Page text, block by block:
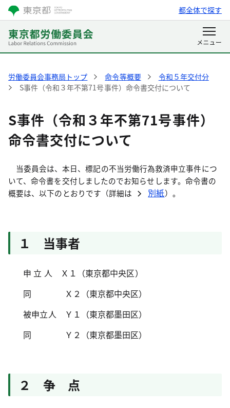
都全体で探す
労働委員会事務局トップ 命令等概要
令和５年交付分
S事件（令和３年不第71号事件）命令書交付について
S事件（令和３年不第71号事件）
命令書交付について
当委員会は、本日、標記の不当労働行為救済申立事件につ
いて、命令書を交付しましたのでお知らせします。命令書の
概要は、以下のとおりです（詳細は
別紙）。
１ 当事者
申 立 人 Ｘ１（東京都中央区）
同 Ｘ２（東京都中央区）
被申立人 Ｙ１（東京都墨田区）
同 Ｙ２（東京都墨田区）
２ 争 点